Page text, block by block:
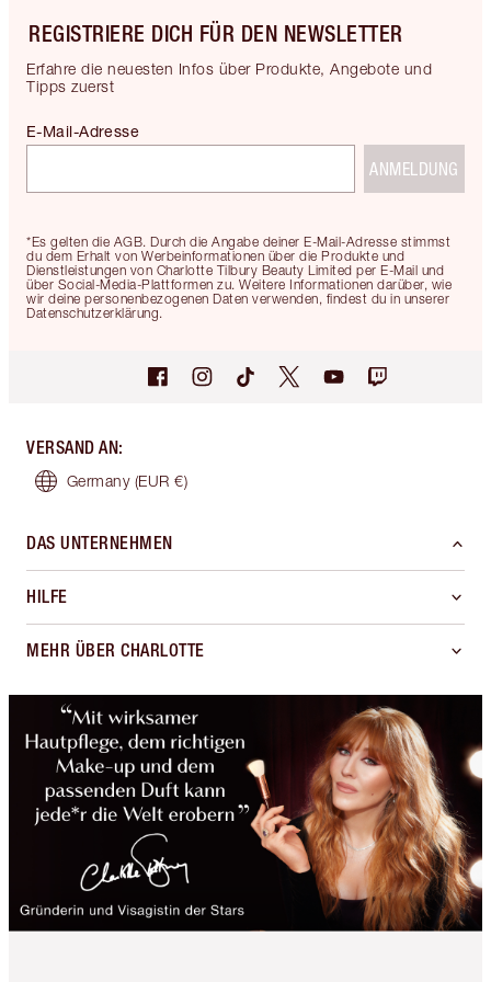
REGISTRIERE DICH FÜR DEN NEWSLETTER
Erfahre die neuesten Infos über Produkte, Angebote und
Tipps zuerst
*Es gelten die AGB. Durch die Angabe deiner E-Mail-Adresse stimmst
du dem Erhalt von Werbeinformationen über die Produkte und
Dienstleistungen von Charlotte Tilbury Beauty Limited per E-Mail und
über Social-Media-Plattformen zu. Weitere Informationen darüber, wie
wir deine personenbezogenen Daten verwenden, findest du in unserer
Datenschutzerklärung.
E-Mail-Adresse
ANMELDUNG
VERSAND AN:
Germany (EUR €)
DAS UNTERNEHMEN
HILFE
MEHR ÜBER CHARLOTTE